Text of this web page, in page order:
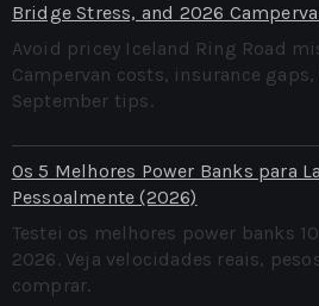
Bridge Stress, and 2026
Avoid pricey Iceland Ring Road
Campervan costs, insurance
September tips.
Os 5 Melhores Power Banks para
Pessoalmente (2026)
Testei os melhores power banks
2026. Veja velocidades reais,
comprar.